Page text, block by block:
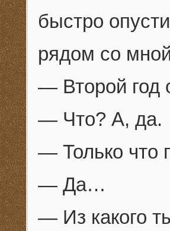
быстро
рядом со
— Второй год
— Что? А, да.
— Только что
— Да…
— Из какого